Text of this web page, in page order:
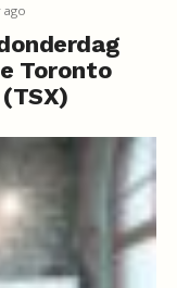
ago
Toronto